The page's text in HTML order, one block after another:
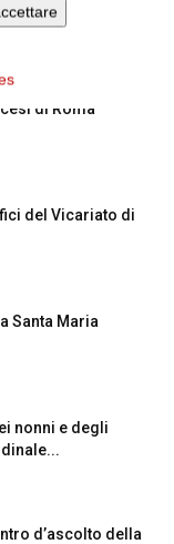
di Roma
del Vicariato di
Santa Maria
nonni e degli
d’ascolto della